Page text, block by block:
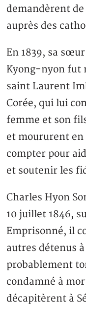
demandèrent
auprès des
En 1839, sa
Kyong-nyon fut
saint Laurent
Corée, qui lui
femme et son
et moururent en
compter pour
et soutenir les
Charles Hyon
10 juillet 1846,
Emprisonné, il
autres détenus
probablement
condamné à
décapitèrent à